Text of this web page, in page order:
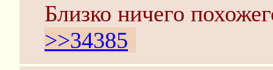
Близко ничего
>>34385